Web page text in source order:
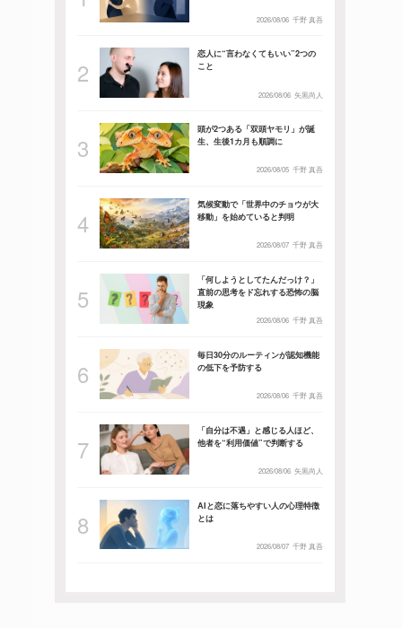
2026/08/06 千野 真吾
恋人に“言わなくてもいい”2つの
こと
2026/08/06 矢黒尚人
頭が2つある「双頭ヤモリ」が誕
生、生後1カ月も順調に
2026/08/05 千野 真吾
気候変動で「世界中のチョウが大
移動」を始めていると判明
2026/08/07 千野 真吾
「何しようとしてたんだっけ？」
直前の思考をド忘れする恐怖の脳
現象
2026/08/06 千野 真吾
毎日30分のルーティンが認知機能
の低下を予防する
2026/08/06 千野 真吾
「自分は不遇」と感じる人ほど、
他者を“利用価値”で判断する
2026/08/06 矢黒尚人
AIと恋に落ちやすい人の心理特徴
とは
2026/08/07 千野 真吾